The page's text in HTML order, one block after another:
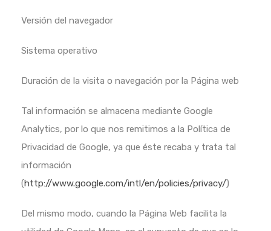
Versión del navegador
Sistema operativo
Duración de la visita o navegación por la Página web
Tal información se almacena mediante Google
Analytics, por lo que nos remitimos a la Política de
Privacidad de Google, ya que éste recaba y trata tal
información
(http://www.google.com/intl/en/policies/privacy/)
Del mismo modo, cuando la Página Web facilita la